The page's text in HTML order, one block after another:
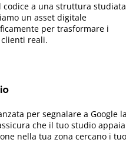
a una struttura studiata
un asset digitale
per trasformare i
reali.
per segnalare a Google
che il tuo studio appaia
nella tua zona cercano i